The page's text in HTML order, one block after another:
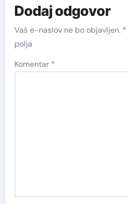
Dodaj odgovor
Vaš e-naslov ne bo objavljen. *
polja
Komentar *